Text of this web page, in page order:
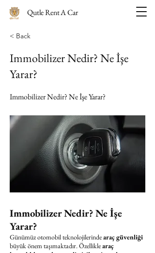
Qutle Rent A Car
< Back
Immobilizer Nedir? Ne İşe
Yarar?
Immobilizer Nedir? Ne İşe Yarar?
Immobilizer Nedir? Ne İşe
Yarar?
Günümüz otomobil teknolojilerindearaç güvenliği
büyük önem taşımaktadır. Özelliklearaç